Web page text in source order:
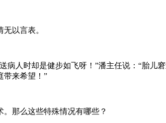
以言表。
人时却是健步如飞呀！”潘主任说：“胎儿
带来希望！”
那么这些特殊情况有哪些？